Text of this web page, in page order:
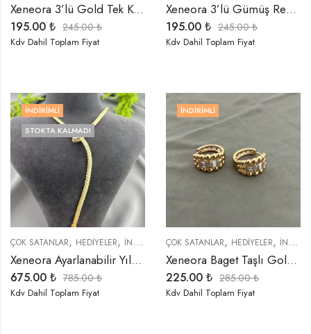
Xeneora 3’lü Gold Tek Kulak Küpe Seti
195.00 ₺ 245.00₺
Kdv Dahil Toplam Fiyat
Xeneora 3’lü Gümüş Renk Tek Kulak Küpe Seti
195.00 ₺ 245.00₺
Kdv Dahil Toplam Fiyat
İNDIRIMLI
STOKTA KALMADI
ÇOK SATANLAR, HEDIYELER, İNDIRIMLI ÜRÜNLER ,KOLYELER,ÖZEL SERİLER
Xeneora Ayarlanabilir Yılan Dekolte Gold Kolye
675.00 ₺ 785.00₺
Kdv Dahil Toplam Fiyat
İNDIRIMLI
ÇOK SATANLAR, HEDIYELER, İNDIRIMLI ÜRÜNLER
Xeneora Baget Taşlı Gold Küpe
225.00 ₺ 285.00₺
Kdv Dahil Toplam Fiyat